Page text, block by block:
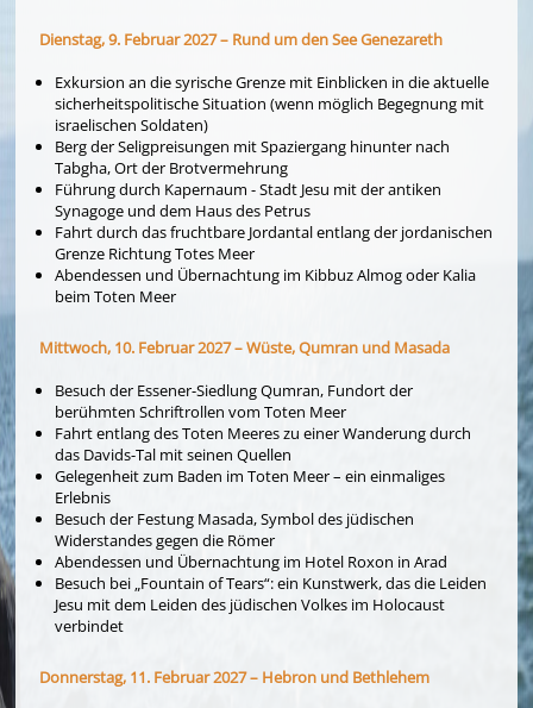
Dienstag, 9. Februar 2027 – Rund um den See Genezareth
Exkursion an die syrische Grenze mit Einblicken in die aktuelle
sicherheitspolitische Situation (wenn möglich Begegnung mit
israelischen Soldaten)
Berg der Seligpreisungen mit Spaziergang hinunter nach
Tabgha, Ort der Brotvermehrung
Führung durch Kapernaum - Stadt Jesu mit der antiken
Synagoge und dem Haus des Petrus
Fahrt durch das fruchtbare Jordantal entlang der jordanischen
Grenze Richtung Totes Meer
Abendessen und Übernachtung im Kibbuz Almog oder Kalia
beim Toten Meer
Mittwoch, 10. Februar 2027 – Wüste, Qumran und Masada
Besuch der Essener-Siedlung Qumran, Fundort der
berühmten Schriftrollen vom Toten Meer
Fahrt entlang des Toten Meeres zu einer Wanderung durch
das Davids-Tal mit seinen Quellen
Gelegenheit zum Baden im Toten Meer – ein einmaliges
Erlebnis
Besuch der Festung Masada, Symbol des jüdischen
Widerstandes gegen die Römer
Abendessen und Übernachtung im Hotel Roxon in Arad
Besuch bei „Fountain of Tears“: ein Kunstwerk, das die Leiden
Jesu mit dem Leiden des jüdischen Volkes im Holocaust
verbindet
Donnerstag, 11. Februar 2027 – Hebron und Bethlehem